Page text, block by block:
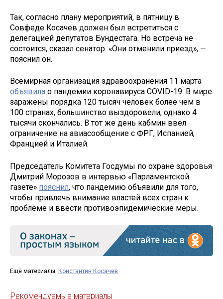
Так, согласно плану мероприятий, в пятницу в
Совфеде Косачев должен был встретиться с
делегацией депутатов Бундестага. Но встреча не
состоится, сказал сенатор. «Они отменили приезд», —
пояснил он.
Всемирная организация здравоохранения 11 марта
объявила о пандемии коронавируса COVID-19. В мире
заражены порядка 120 тысяч человек более чем в
100 странах, большинство выздоровели, однако 4
тысячи скончались. В тот же день кабмин ввёл
ограничение на авиасообщение с ФРГ, Испанией,
Францией и Италией.
Председатель Комитета Госдумы по охране здоровья
Дмитрий Морозов в интервью «Парламентской
газете» пояснил, что пандемию объявили для того,
чтобы привлечь внимание властей всех стран к
проблеме и ввести противоэпидемические меры.
Ещё материалы: Константин Косачев
Рекомендуемые материалы